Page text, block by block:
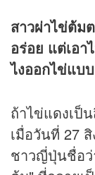
สาวผ่าไข่ต้ม
อร่อย แต่เอา
ไงออกไข่แบ
ถ้าไข่แดงเป็
เมื่อวันที่ 27
ชาวญี่ปุ่นชื่อว่